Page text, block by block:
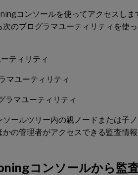
コンソールを使ってアクセスしま
次のプログラマユーティリティを使
ティリティ
マユーティリティ
ラマユーティリティ
ールツリー内の親ノードまたは子
の管理者がアクセスできる監査情
コンソールから監